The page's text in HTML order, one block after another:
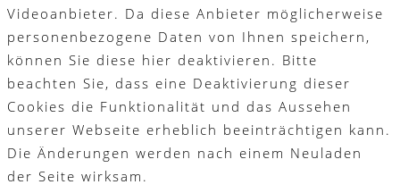
Videoanbieter. Da diese Anbieter möglicherweise
personenbezogene Daten von Ihnen speichern,
können Sie diese hier deaktivieren. Bitte
beachten Sie, dass eine Deaktivierung dieser
Cookies die Funktionalität und das Aussehen
unserer Webseite erheblich beeinträchtigen kann.
Die Änderungen werden nach einem Neuladen
der Seite wirksam.